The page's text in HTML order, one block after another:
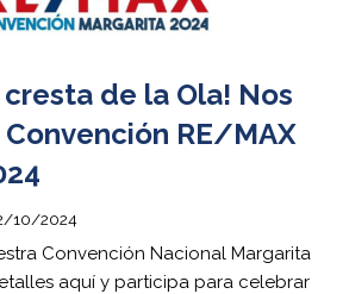
cresta de la Ola! Nos
RE/MAX
10/2024
Convención Nacional Margarita
aquí y participa para celebrar